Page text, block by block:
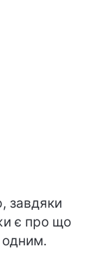
завдяки
є про що
одним.